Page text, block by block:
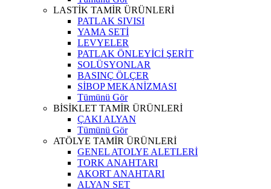
LASTİK TAMİR ÜRÜNLERİ
PATLAK SIVISI
YAMA SETİ
LEVYELER
PATLAK ÖNLEYİCİ ŞERİT
SOLÜSYONLAR
BASINÇ ÖLÇER
SİBOP MEKANİZMASI
Tümünü Gör
BİSİKLET TAMİR ÜRÜNLERİ
ÇAKI ALYAN
Tümünü Gör
ATÖLYE TAMİR ÜRÜNLERİ
GENEL ATOLYE ALETLERİ
TORK ANAHTARI
AKORT ANAHTARI
ALYAN SET